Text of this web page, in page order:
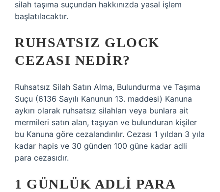
silah taşıma suçundan hakkınızda yasal işlem
başlatılacaktır.
RUHSATSIZ GLOCK
CEZASI NEDIR?
Ruhsatsız Silah Satın Alma, Bulundurma ve Taşıma
Suçu (6136 Sayılı Kanunun 13. maddesi) Kanuna
aykırı olarak ruhsatsız silahları veya bunlara ait
mermileri satın alan, taşıyan ve bulunduran kişiler
bu Kanuna göre cezalandırılır. Cezası 1 yıldan 3 yıla
kadar hapis ve 30 günden 100 güne kadar adli
para cezasıdır.
1 GÜNLÜK ADLI PARA